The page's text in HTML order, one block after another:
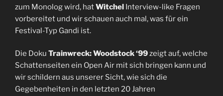
zum Monolog wird, hatWitchel Interview-like Fragen
vorbereitet und wir schauen auch mal, was für ein
Festival-Typ Gandi ist.
Die Doku Trainwreck: Woodstock ‘99zeigt auf, welche
Schattenseiten ein Open Air mit sich bringen kann und
wir schildern aus unserer Sicht, wie sich die
Gegebenheiten in den letzten 20 Jahren